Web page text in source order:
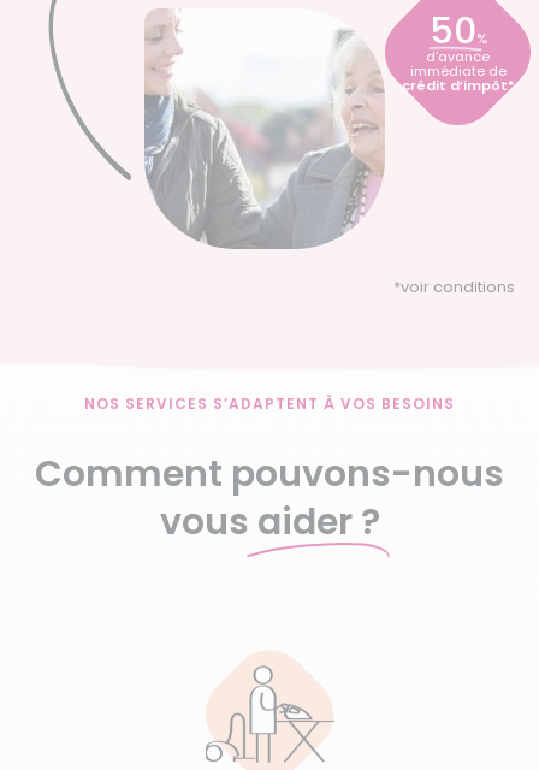
50%
d’avance
immédiate de
crédit d’impôt*
*voir conditions
NOS SERVICES S’ADAPTENT À VOS BESOINS
Comment pouvons-nous
vous aider ?